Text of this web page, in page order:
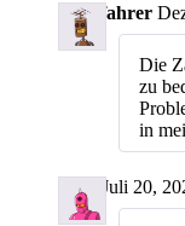
Teslafahrer
Die
zu
in
Dirk Juli 20,